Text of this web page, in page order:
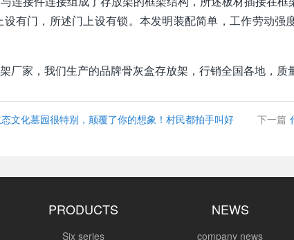
有门，所述门上设有锁。本发明装配简单，工作劳动强
厂家，我们生产的品牌骨灰盒存放架，行销全国各地，
文化墓园很特别，颠覆了你的想象！村民都拍手叫好 下一篇
PRODUCTS
Six series
NEWS
company news